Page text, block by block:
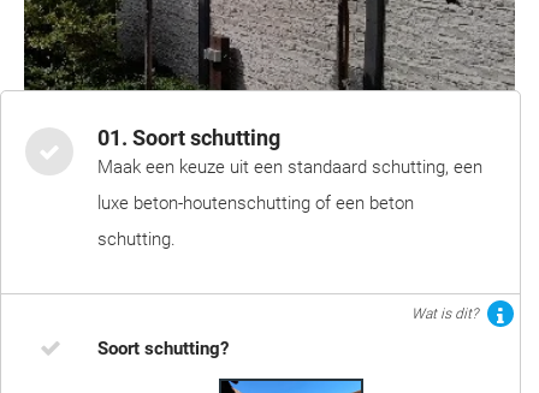
01. Soort schutting
Maak een keuze uit een standaard schutting, een
luxe beton-houtenschutting of een beton
schutting.
Wat is dit?
Soort schutting?